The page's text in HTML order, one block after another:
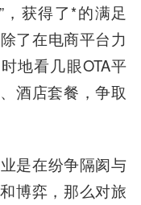
获得了*的满足
了在电商平台力
地看几眼OTA平
酒店套餐，争取
是在纷争隔阂与
博弈，那么对旅